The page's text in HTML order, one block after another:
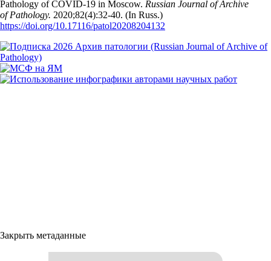
Pathology of COVID-19 in Moscow. Russian Journal of Archive
of Pathology. 2020;82(4):32‑40. (In Russ.)
https://doi.org/10.17116/patol20208204132
Закрыть метаданные